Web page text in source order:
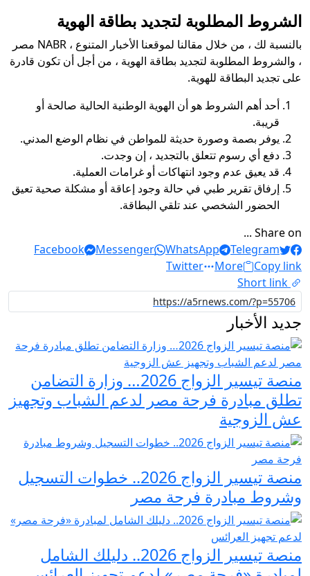
الشروط المطلوبة لتجديد بطاقة الهوية
بالنسبة لك ، من خلال مقالنا لموقعنا الأخبار المتنوع ، NABR مصر
، والشروط المطلوبة لتجديد بطاقة الهوية ، من أجل أن تكون قادرة
على تجديد البطاقة للهوية.
أحد أهم الشروط هو أن الهوية الوطنية الحالية صالحة أو
قريبة.
يوفر بصمة وصورة حديثة للمواطن في نظام الوضع المدني.
دفع أي رسوم تتعلق بالتجديد ، إن وجدت.
قد يعيق عدم وجود انتهاكات أو غرامات العملية.
إرفاق تقرير طبي في حالة وجود إعاقة أو مشكلة صحية تعيق
الحضور الشخصي عند تلقي البطاقة.
Share on ...
Facebook
Messenger WhatsApp
Telegram
Twitter
More
Copy link
Short link
جديد الأخبار
منصة تيسير الزواج 2026… وزارة التضامن
تطلق مبادرة فرحة مصر لدعم الشباب وتجهيز
عش الزوجية
منصة تيسير الزواج 2026.. خطوات التسجيل
وشروط مبادرة فرحة مصر
منصة تيسير الزواج 2026.. دليلك الشامل